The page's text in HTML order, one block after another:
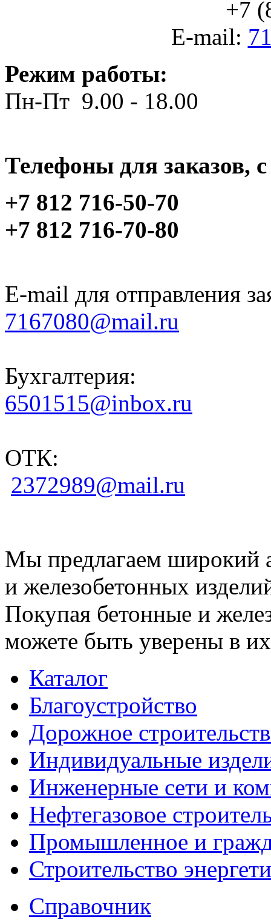
+7
E-mail:
Режим работы:
Пн-Пт 9.00 - 18.00
Телефоны для заказов,
+7 812 716-50-70
+7 812 716-70-80
E-mail для отправления
7167080@mail.ru
Бухгалтерия:
6501515@inbox.ru
ОТК:
2372989@mail.ru
Мы предлагаем широкий
и железобетонных
Покупая бетонные и
можете быть уверены в их
Каталог
Благоустройство
Дорожное
Индивидуальные
Инженерные сети и
Нефтегазовое
Промышленное и
Строительство
Справочник